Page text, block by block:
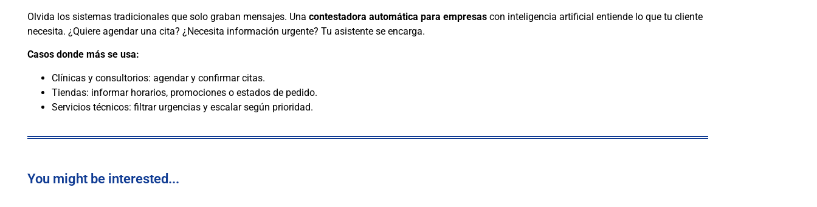
Olvida los sistemas tradicionales que solo graban mensajes. Una contestadora automática para empresas con inteligencia artificial entiende lo que tu cliente
necesita. ¿Quiere agendar una cita? ¿Necesita información urgente? Tu asistente se encarga.
Casos donde más se usa:
Clínicas y consultorios: agendar y confirmar citas.
Tiendas: informar horarios, promociones o estados de pedido.
Servicios técnicos: filtrar urgencias y escalar según prioridad.
You might be interested...